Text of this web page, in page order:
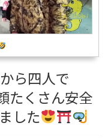
ら四人で
たくさん安全
した